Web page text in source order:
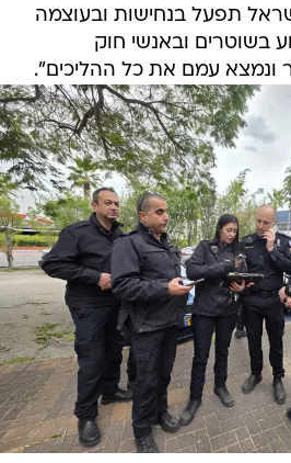
תפעל בנחישות ובעוצמה
בשוטרים ובאנשי חוק
ונמצא עמם את כל ההליכים".